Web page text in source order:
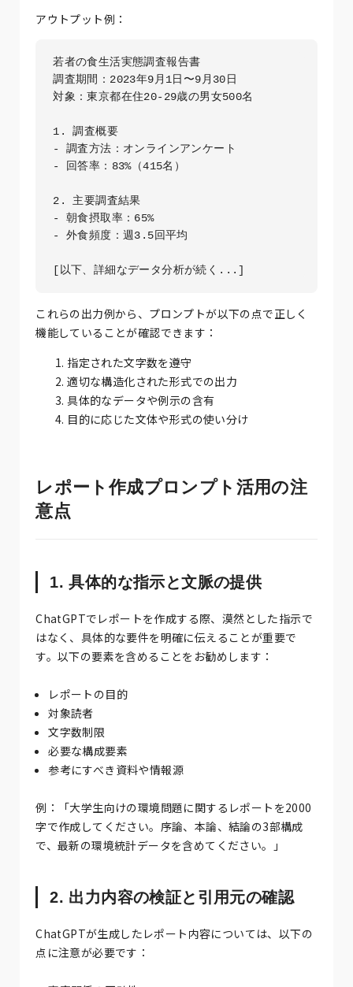
アウトプット例：
若者の食生活実態調査報告書
調査期間：2023年9月1日〜9月30日
対象：東京都在住20-29歳の男女500名
1. 調査概要
- 調査方法：オンラインアンケート
- 回答率：83%（415名）
2. 主要調査結果
- 朝食摂取率：65%
- 外食頻度：週3.5回平均
これらの出力例から、プロンプトが以下の点で正しく
機能していることが確認できます：
指定された文字数を遵守
適切な構造化された形式での出力
具体的なデータや例示の含有
目的に応じた文体や形式の使い分け
レポート作成プロンプト活用の注
意点
1. 具体的な指示と文脈の提供
ChatGPTでレポートを作成する際、漠然とした指示で
はなく、具体的な要件を明確に伝えることが重要で
す。以下の要素を含めることをお勧めします：
レポートの目的
対象読者
文字数制限
必要な構成要素
参考にすべき資料や情報源
例：「大学生向けの環境問題に関するレポートを2000
字で作成してください。序論、本論、結論の3部構成
で、最新の環境統計データを含めてください。」
2. 出力内容の検証と引用元の確認
ChatGPTが生成したレポート内容については、以下の
点に注意が必要です：